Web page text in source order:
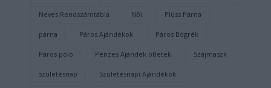
Neves Rendszámtábla Női Plüss Párna
párna Páros Ajándékok Páros Bögrék
Páros póló Pénzes Ajándék ötletek Szájmaszk
születésnap Születésnapi Ajándékok